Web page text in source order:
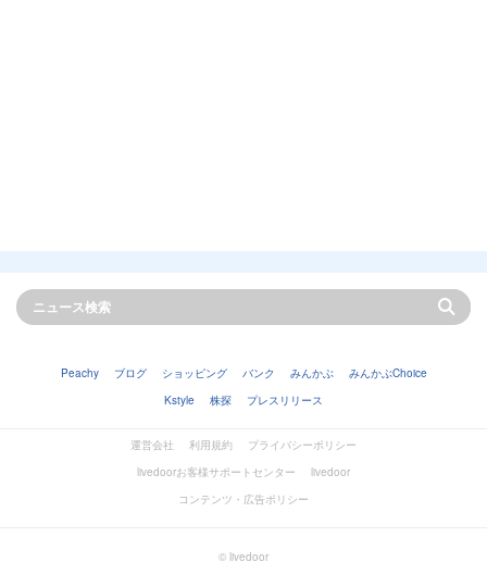
Peachy ブログ ショッピング バンク みんかぶ
みんかぶChoice
Kstyle
株探 プレスリリース
運営会社 利用規約
プライバシーポリシー
livedoorお客様サポートセンター
livedoor
コンテンツ・広告ポリシー
© livedoor